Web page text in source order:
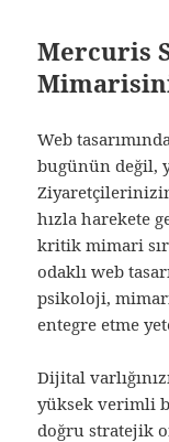
Mercuris
Web
bugünün değil,
hızla harekete
kritik mimari
odaklı web
psikoloji,
entegre etme
Dijital
yüksek verimli
doğru stratejik